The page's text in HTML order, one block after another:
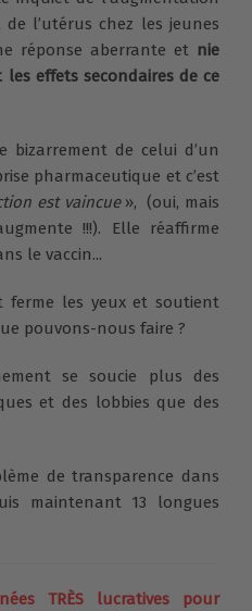
l’utérus chez les jeunes
réponse aberrante et nie
effets secondaires de ce
bizarrement de celui d’un
pharmaceutique et c’est
est vaincue», (oui, mais
!!!). Elle réaffirme
le vaccin...
ferme les yeux et soutient
pouvons-nous faire ?
se soucie plus des
et des lobbies que des
de transparence dans
maintenant 13 longues
TRÈS lucratives pour